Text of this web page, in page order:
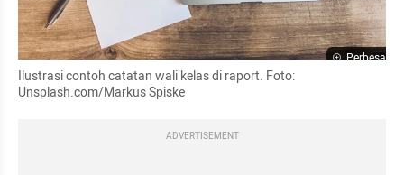
Perbesar
Ilustrasi contoh catatan wali kelas di raport. Foto:
Unsplash.com/Markus Spiske
ADVERTISEMENT